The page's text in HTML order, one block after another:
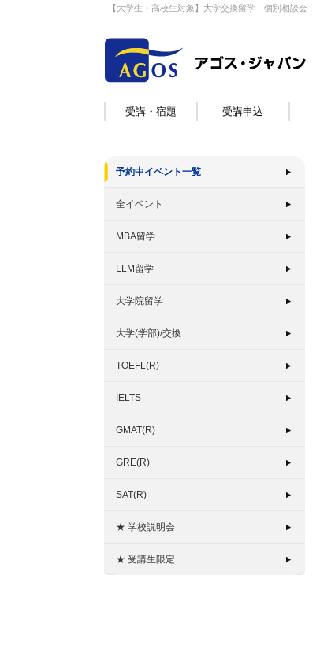
【大学生・高校生対象】大学交換留学 個別相談会
受講・宿題 受講申込
予約中イベント一覧
全イベント
MBA留学
LLM留学
大学院留学
大学(学部)/交換
TOEFL(R)
IELTS
GMAT(R)
GRE(R)
SAT(R)
★ 学校説明会
★ 受講生限定